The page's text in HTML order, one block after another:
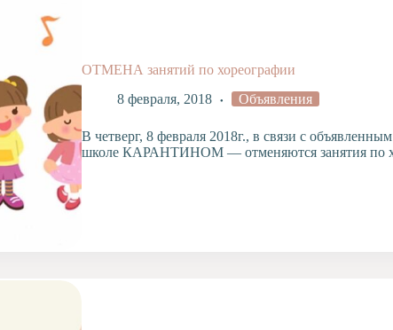
ОТМЕНА занятий по хореографии
8 февраля, 2018
Объявления
В четверг, 8 февраля 2018г., в связи с
школе КАРАНТИНОМ — отменяются занятия по